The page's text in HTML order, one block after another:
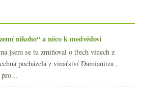
odrůd nejčastěji popíjím...
do zelinářství
Franc“
Gerard Potel“ 2005
nikoho“ a něco k medvědovi
jsem se tu zmiňoval o třech vínech z
pocházela z vinařství Damianitza ,
pro...